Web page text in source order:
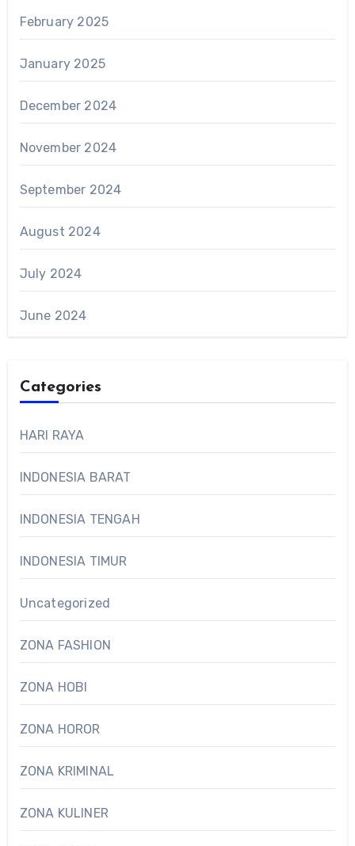
February 2025
January 2025
December 2024
November 2024
September 2024
August 2024
July 2024
June 2024
Categories
HARI RAYA
INDONESIA BARAT
INDONESIA TENGAH
INDONESIA TIMUR
Uncategorized
ZONA FASHION
ZONA HOBI
ZONA HOROR
ZONA KRIMINAL
ZONA KULINER